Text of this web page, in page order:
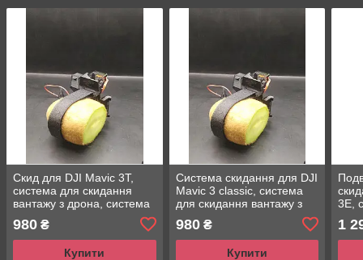
Скид для DJI Mavic 3T,
система для скидання
вантажу з дрона, система
mavic / мавік
980 ₴
Купити
Система скидання для DJI
Mavic 3 classic, система
для скидання вантажу з
дрона, система доставки
вантажу з квадрокоптера
980₴
Купити
3E,
1